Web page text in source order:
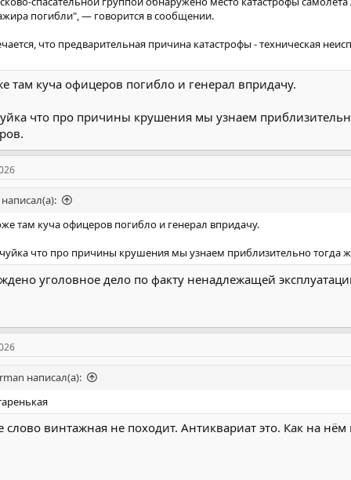
погибли", — говорится в сообщении.
что предварительная причина катастрофы - техническая
там куча офицеров погибло и генерал впридачу.
что про причины крушения мы узнаем
там куча офицеров погибло и генерал впридачу.
чуйка что про причины крушения мы узнаем приблизительно тогда
уголовное дело по факту ненадлежащей
написал(а):
слово винтажная не походит. Антиквариат это. Как на